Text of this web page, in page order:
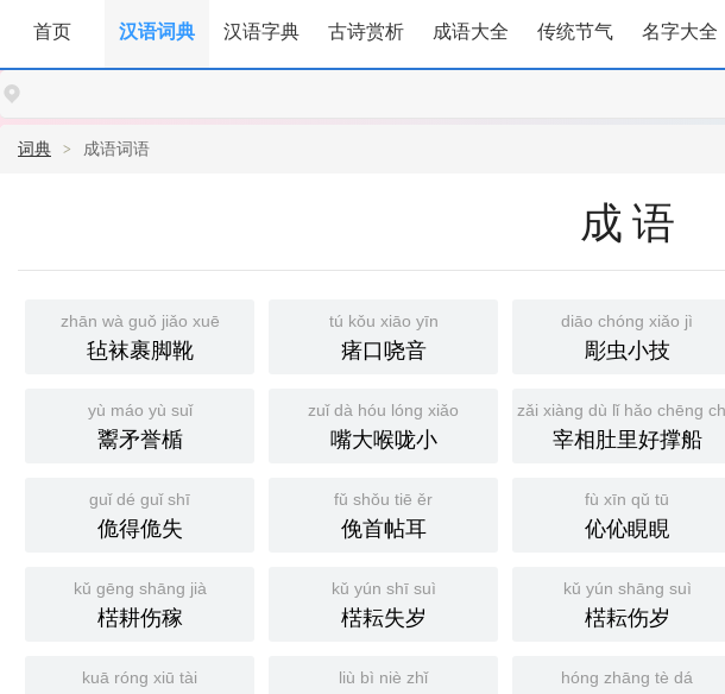
首页 汉语词典 汉语字典 古诗赏析 成语大全 传统节气 名字大全
词典 成语词语
成语
zhān wà guǒ jiǎo xuē
毡袜裹脚靴
tú kǒu xiāo yīn
瘏口哓音
diāo chóng xiǎo jì
彫虫小技
yù máo yù suǐ
鬻矛誉楯
zuǐ dà hóu lóng xiǎo
嘴大喉咙小
zǎi xiàng dù lǐ hǎo chēng
宰相肚里好撑船
guǐ dé guǐ shī
佹得佹失
fǔ shǒu tiē ěr
俛首帖耳
fù xīn qǔ tū
伈伈睍睍
kǔ gēng shāng jià
楛耕伤稼
kǔ yún shī suì
楛耘失岁
kǔ yún shāng suì
楛耘伤岁
kuā róng xiū tài liù bì niè zhǐ hóng zhāng tè dá